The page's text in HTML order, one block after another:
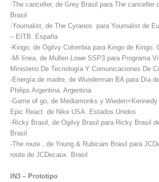
-The canceller, de Grey Brasil para The canceller
Brasil
-Yournalist, de The Cyranos para Yournalist de
– EITB. España
-Kingo, de Ogilvy Colombia para Kingo de Kingo.
-Mi línea, de Mullen Lowe SSP3 para Programa
Ministerio De Tecnología Y Comunicaciones De
-Energía de madre, de Wunderman BA para Día
Philips Argentina. Argentina
-Game of go, de Mediamonks y
Epic React de Nike USA. Estados Unidos
-Ricky Brasil, de Ogilvy Brasil para Ricky Brasil
Brasil
-The route , de Young & Rubicam Brasil para
route de JCDecaux. Brasil
IN3 – Prototipo